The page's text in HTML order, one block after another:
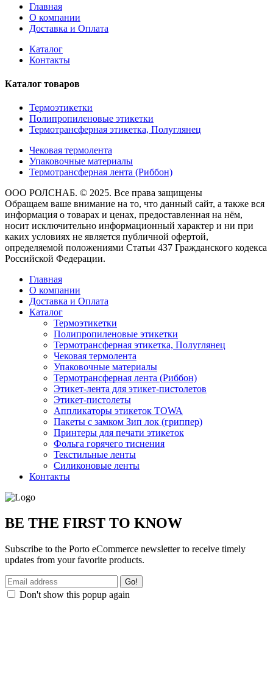
Главная
О компании
Доставка и Оплата
Каталог
Контакты
Каталог товаров
Термоэтикетки
Полипропиленовые этикетки
Термотрансферная этикетка, Полуглянец
Чековая термолента
Упаковочные материалы
Термотрансферная лента (Риббон)
ООО РОЛСНАБ. © 2025. Все права защищены
Обращаем ваше внимание на то, что данный сайт, а также вся
информация о товарах и ценах, предоставленная на нём,
носит исключительно информационный характер и ни при
каких условиях не является публичной офертой,
определяемой положениями Статьи 437 Гражданского кодекса
Российской Федерации.
Главная
О компании
Доставка и Оплата
Каталог
Термоэтикетки
Полипропиленовые этикетки
Термотрансферная этикетка, Полуглянец
Чековая термолента
Упаковочные материалы
Термотрансферная лента (Риббон)
Этикет-лента для этикет-пистолетов
Этикет-пистолеты
Аппликаторы этикеток TOWA
Пакеты с замком Зип лок (гриппер)
Принтеры для печати этикеток
Фольга горячего тиснения
Текстильные ленты
Силиконовые ленты
Контакты
BE THE FIRST TO KNOW
Subscribe to the Porto eCommerce newsletter to receive timely
updates from your favorite products.
Don't show this popup again